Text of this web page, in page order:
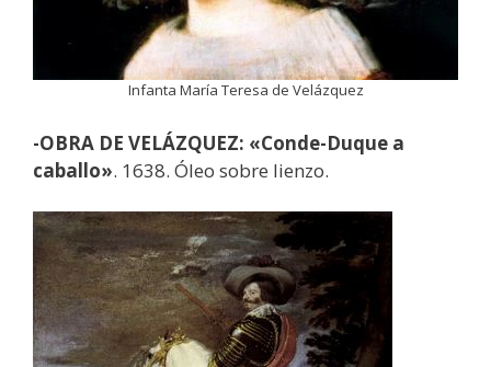
Infanta María Teresa de Velázquez
-OBRA DE VELÁZQUEZ: «Conde-Duque a
caballo». 1638. Óleo sobre lienzo.